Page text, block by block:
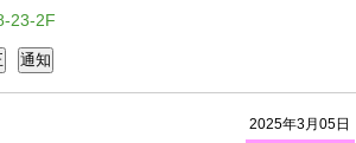
23-2F
2025年3月05日